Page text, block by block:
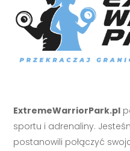
ExtremeWarriorPark.pl
sportu i adrenaliny.
postanowili połączyć